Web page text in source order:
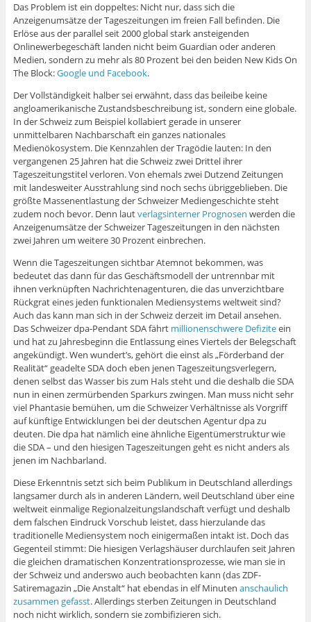
Das Problem ist ein doppeltes: Nicht nur, dass sich die
Anzeigenumsätze der Tageszeitungen im freien Fall befinden. Die
Erlöse aus der parallel seit 2000 global stark ansteigenden
Onlinewerbegeschäft landen nicht beim Guardian oder anderen
Medien, sondern zu mehr als 80 Prozent bei den beiden New Kids On
The Block:Google und Facebook.
Der Vollständigkeit halber sei erwähnt, dass das beileibe keine
angloamerikanische Zustandsbeschreibung ist, sondern eine globale.
In der Schweiz zum Beispiel kollabiert gerade in unserer
unmittelbaren Nachbarschaft ein ganzes nationales
Medienökosystem. Die Kennzahlen der Tragödie lauten: In den
vergangenen 25 Jahren hat die Schweiz zwei Drittel ihrer
Tageszeitungstitel verloren. Von ehemals zwei Dutzend Zeitungen
mit landesweiter Ausstrahlung sind noch sechs übriggeblieben. Die
größte Massenentlastung der Schweizer Mediengeschichte steht
zudem noch bevor. Denn lautverlagsinterner Prognosen werden die
Anzeigenumsätze der Schweizer Tageszeitungen in den nächsten
zwei Jahren um weitere 30 Prozent einbrechen.
Wenn die Tageszeitungen sichtbar Atemnot bekommen, was
bedeutet das dann für das Geschäftsmodell der untrennbar mit
ihnen verknüpften Nachrichtenagenturen, die das unverzichtbare
Rückgrat eines jeden funktionalen Mediensystems weltweit sind?
Auch das kann man sich in der Schweiz derzeit im Detail ansehen.
Das Schweizer dpa-Pendant SDA fährt millionenschwere Defiziteein
und hat zu Jahresbeginn die Entlassung eines Viertels der Belegschaft
angekündigt. Wen wundert’s, gehört die einst als „Förderband der
Realität“ geadelte SDA doch eben jenen Tageszeitungsverlegern,
denen selbst das Wasser bis zum Hals steht und die deshalb die SDA
nun in einen zermürbenden Sparkurs zwingen. Man muss nicht sehr
viel Phantasie bemühen, um die Schweizer Verhältnisse als Vorgriff
auf künftige Entwicklungen bei der deutschen Agentur dpa zu
deuten. Die dpa hat nämlich eine ähnliche Eigentümerstruktur wie
die SDA – und den hiesigen Tageszeitungen geht es nicht anders als
jenen im Nachbarland.
Diese Erkenntnis setzt sich beim Publikum in Deutschland allerdings
langsamer durch als in anderen Ländern, weil Deutschland über eine
weltweit einmalige Regionalzeitungslandschaft verfügt und deshalb
dem falschen Eindruck Vorschub leistet, dass hierzulande das
traditionelle Mediensystem noch einigermaßen intakt ist. Doch das
Gegenteil stimmt: Die hiesigen Verlagshäuser durchlaufen seit Jahren
die gleichen dramatischen Konzentrationsprozesse, wie man sie in
der Schweiz und anderswo auch beobachten kann (das ZDF-
Satiremagazin „Die Anstalt“ hat ebendas in elf Minuten anschaulich
zusammen gefasst. Allerdings sterben Zeitungen in Deutschland
noch nicht wirklich, sondern sie zombifizieren sich.